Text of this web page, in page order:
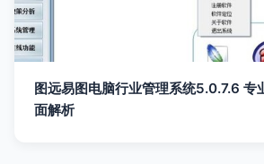
图远易图电脑行业管理系统5.0.7.6 专
面解析